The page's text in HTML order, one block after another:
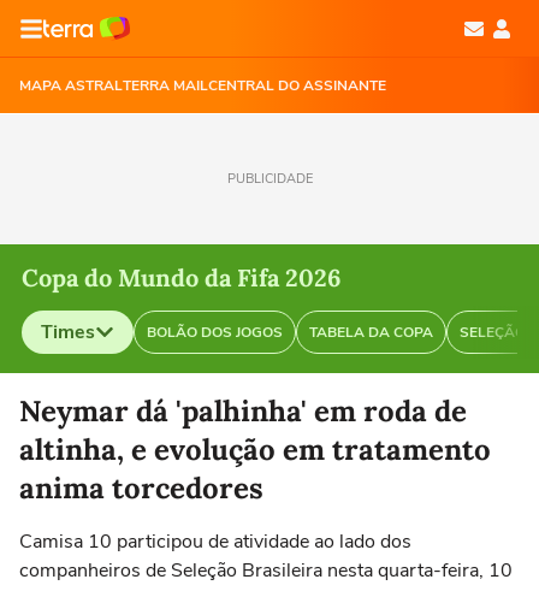
MAPA ASTRALTERRA MAILCENTRAL DO ASSINANTE
PUBLICIDADE
Copa do Mundo da Fifa 2026
Times BOLÃO DOS JOGOS TABELA DA COPA SELEÇÃO
Selecione o time para ver as notícias
Neymar dá 'palhinha' em roda de
altinha, e evolução em tratamento
anima torcedores
Camisa 10 participou de atividade ao lado dos
companheiros de Seleção Brasileira nesta quarta-feira, 10